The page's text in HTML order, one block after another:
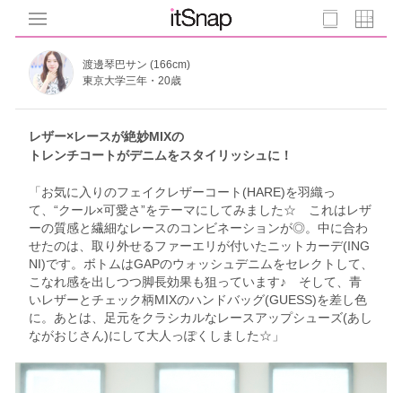
渡邊琴巴サン (166cm)
東京大学三年・20歳
レザー×レースが絶妙MIXの
トレンチコートがデニムをスタイリッシュに！
「お気に入りのフェイクレザーコート(HARE)を羽織っ
て、“クール×可愛さ”をテーマにしてみました☆ これはレザ
ーの質感と繊細なレースのコンビネーションが◎。中に合わ
せたのは、取り外せるファーエリが付いたニットカーデ(ING
NI)です。ボトムはGAPのウォッシュデニムをセレクトして、
こなれ感を出しつつ脚長効果も狙っています♪ そして、青
いレザーとチェック柄MIXのハンドバッグ(GUESS)を差し色
に。あとは、足元をクラシカルなレースアップシューズ(あし
ながおじさん)にして大人っぽくしました☆」